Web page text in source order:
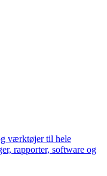
værktøjer til hele
rapporter, software og